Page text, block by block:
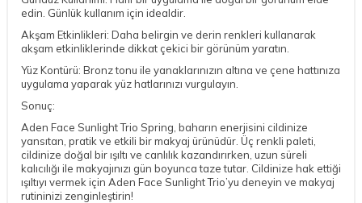
edin. Günlük kullanım için idealdir.
Akşam Etkinlikleri: Daha belirgin ve derin renkleri kullanarak
akşam etkinliklerinde dikkat çekici bir görünüm yaratın.
Yüz Kontürü: Bronz tonu ile yanaklarınızın altına ve çene hattınıza
uygulama yaparak yüz hatlarınızı vurgulayın.
Sonuç:
Aden Face Sunlight Trio Spring, baharın enerjisini cildinize
yansıtan, pratik ve etkili bir makyaj ürünüdür. Üç renkli paleti,
cildinize doğal bir ışıltı ve canlılık kazandırırken, uzun süreli
kalıcılığı ile makyajınızı gün boyunca taze tutar. Cildinize hak ettiği
ışıltıyı vermek için Aden Face Sunlight Trio’yu deneyin ve makyaj
rutininizi zenginleştirin!